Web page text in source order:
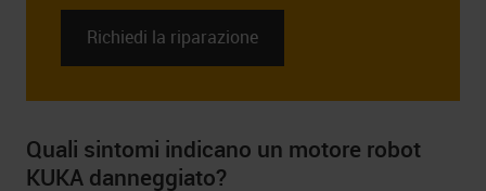
Richiedi la riparazione
Quali sintomi indicano un motore robot
KUKA danneggiato?